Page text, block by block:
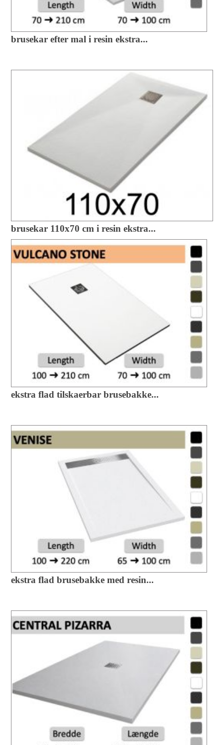
brusekar efter mal i resin ekstra...
brusekar 110x70 cm i resin ekstra...
ekstra flad tilskaerbar brusebakke...
ekstra flad brusebakke med resin...